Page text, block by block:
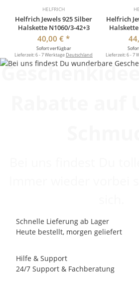
HELFRICH
Helfrich Jewels 925 Silber
Halskette N1060/3-42+3
40,00 €*
Sofort verfügbar
Lieferzeit:6 - 7 Werktage Deutschland
Helfrich
Halskette
Lieferzeit:6 - 7
Schnelle Lieferung ab Lager
Heute bestellt, morgen geliefert
Hilfe & Support
24/7 Support & Fachberatung